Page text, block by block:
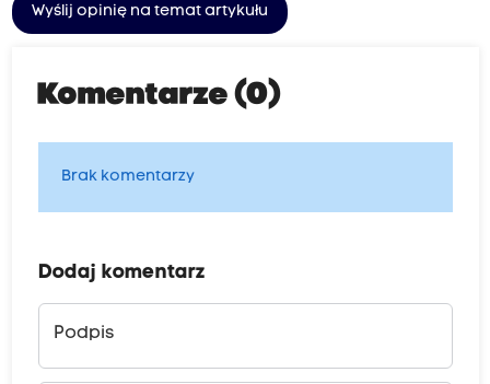
Wyślij opinię na temat artykułu
Komentarze (0)
Brak komentarzy
Dodaj komentarz
Podpis